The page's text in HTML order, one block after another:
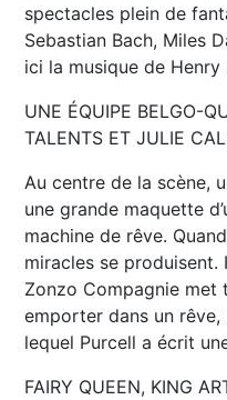
spectacles plein de
Sebastian Bach, Miles
ici la musique de Henry
UNE ÉQUIPE BELGO-
TALENTS ET JULIE
Au centre de la scène,
une grande maquette
machine de rêve.
miracles se
Zonzo Compagnie
emporter dans un
lequel Purcell a écrit
FAIRY QUEEN, KING